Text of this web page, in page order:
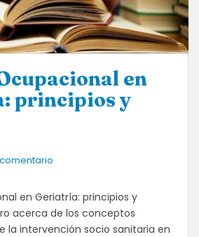
en
principios y
comentario
en Geriatría: principios y
acerca de los conceptos
la intervención socio sanitaria en